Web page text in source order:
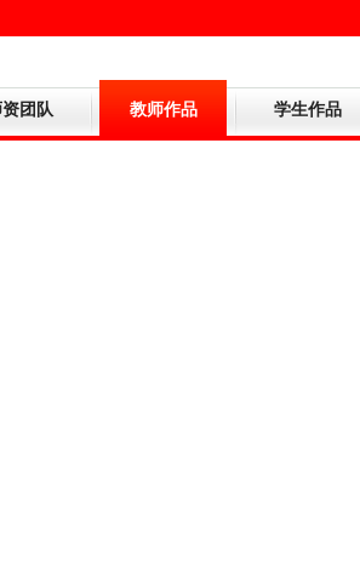
资团队 教师作品 学生作品